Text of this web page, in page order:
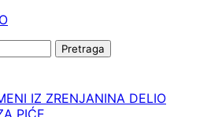
IZ ZRENJANINA DELIO
PIĆE